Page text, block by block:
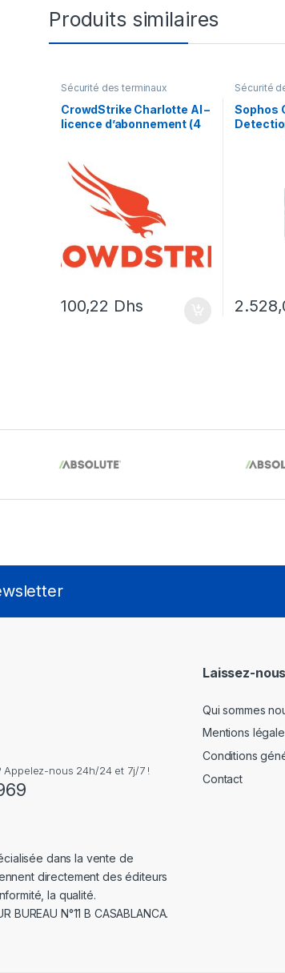
Produits similaires
Sécurité des terminaux
CrowdStrike Charlotte AI –
licence d’abonnement (4
100,22 Dhs
Sécurité
Sophos
Appelez-nous 24h/24 et 7j/7 !
dans la vente de
directement des éditeurs
la qualité.
BUREAU N°11 B CASABLANCA.
Laissez-
Qui sommes
Mentions
Conditions
Contact